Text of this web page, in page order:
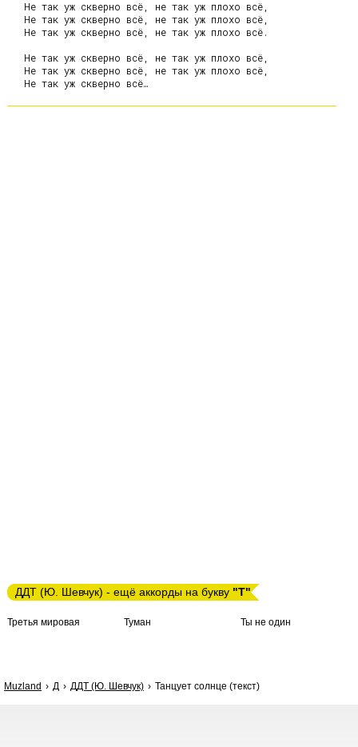
ДДТ (Ю. Шевчук) - ещё аккорды на букву "Т"
Третья мировая Туман Ты не один
Muzland Д ДДТ (Ю. Шевчук) Танцует солнце (текст)